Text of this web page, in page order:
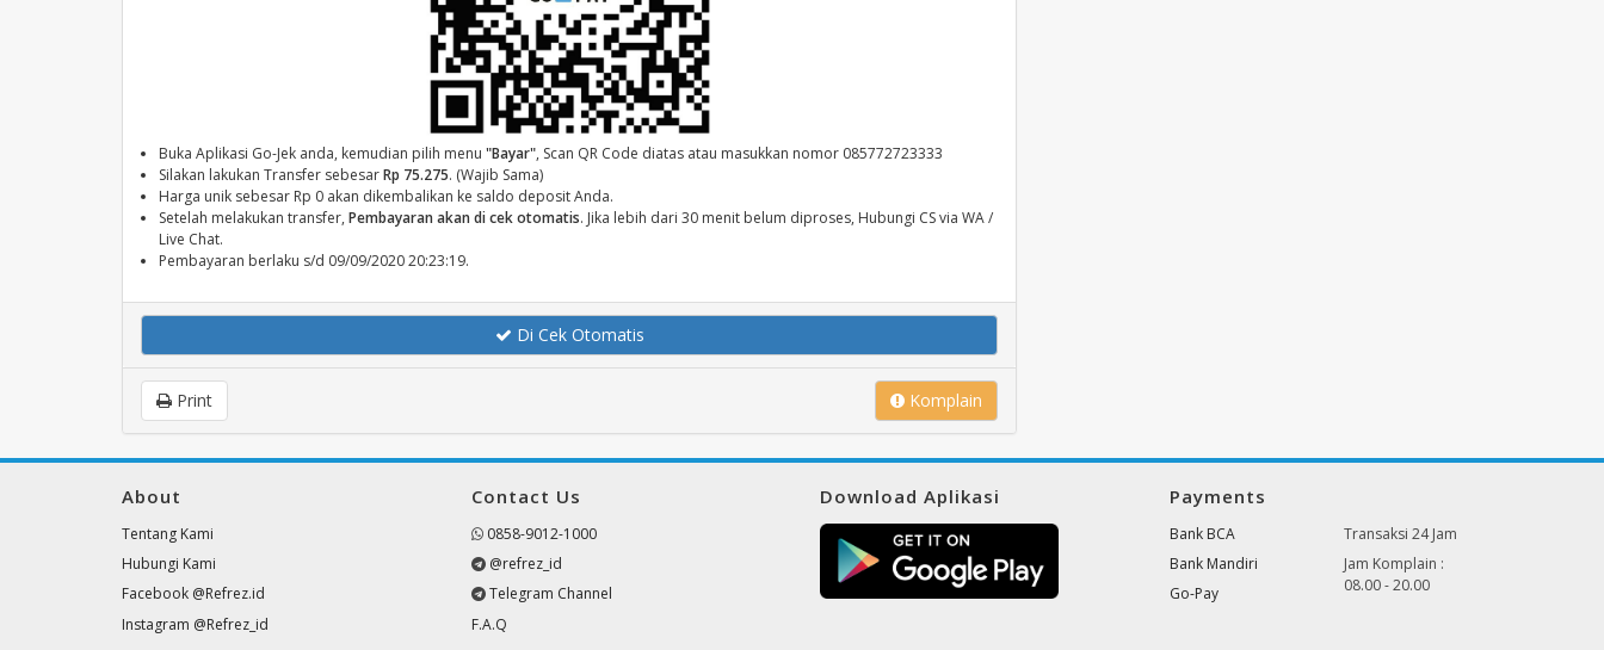
Buka Aplikasi Go-Jek anda, kemudian pilih menu "Bayar", Scan QR Code diatas atau masukkan nomor 085772723333
Silakan lakukan Transfer sebesarRp 75.275. (Wajib Sama)
Harga unik sebesar Rp 0 akan dikembalikan ke saldo deposit Anda.
Setelah melakukan transfer, Pembayaran akan di cek otomatis. Jika lebih dari 30 menit belum diproses, Hubungi CS via WA /
Live Chat.
Pembayaran berlaku s/d 09/09/2020 20:23:19.
Di Cek Otomatis
Komplain
Print
About
Tentang Kami
Hubungi Kami
Facebook @Refrez.id
Instagram @Refrez_id
Contact Us
0858-9012-1000
@refrez_id
Telegram Channel
F.A.Q
Download Aplikasi Payments
Bank BCA
Bank Mandiri
Go-Pay
Transaksi 24 Jam
Jam Komplain :
08.00 - 20.00